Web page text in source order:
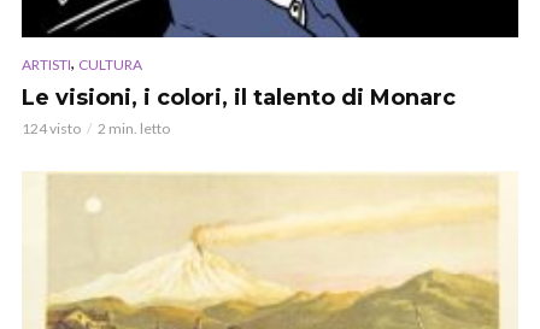
ARTISTI, CULTURA
Le visioni, i colori, il talento di Monarc
124 visto 2 min. letto